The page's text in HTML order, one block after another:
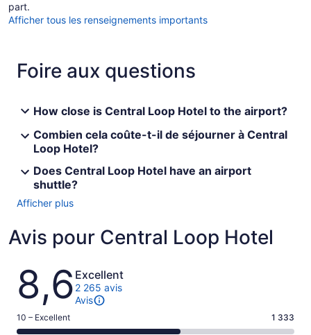
part.
Afficher tous les renseignements importants
Foire aux questions
How close is Central Loop Hotel to the airport?
Combien cela coûte-t-il de séjourner à Central
Loop Hotel?
Does Central Loop Hotel have an airport
shuttle?
Afficher plus
Avis pour Central Loop Hotel
Avis
8,6 Excellent
2 265 avis
Avis
Note
10 – Excellent 1 333